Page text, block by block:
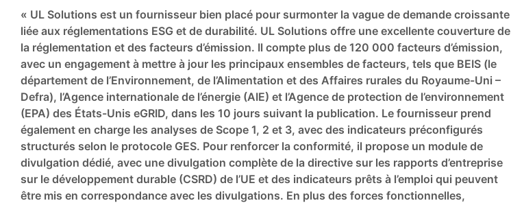
« UL Solutions est un fournisseur bien placé pour surmonter la vague de demande croissante
liée aux réglementations ESG et de durabilité. UL Solutions offre une excellente couverture de
la réglementation et des facteurs d’émission. Il compte plus de 120 000 facteurs d’émission,
avec un engagement à mettre à jour les principaux ensembles de facteurs, tels que BEIS (le
département de l’Environnement, de l’Alimentation et des Affaires rurales du Royaume-Uni –
Defra), l’Agence internationale de l’énergie (AIE) et l’Agence de protection de l’environnement
(EPA) des États-Unis eGRID, dans les 10 jours suivant la publication. Le fournisseur prend
également en charge les analyses de Scope 1, 2 et 3, avec des indicateurs préconfigurés
structurés selon le protocole GES. Pour renforcer la conformité, il propose un module de
divulgation dédié, avec une divulgation complète de la directive sur les rapports d’entreprise
sur le développement durable (CSRD) de l’UE et des indicateurs prêts à l’emploi qui peuvent
être mis en correspondance avec les divulgations. En plus des forces fonctionnelles,